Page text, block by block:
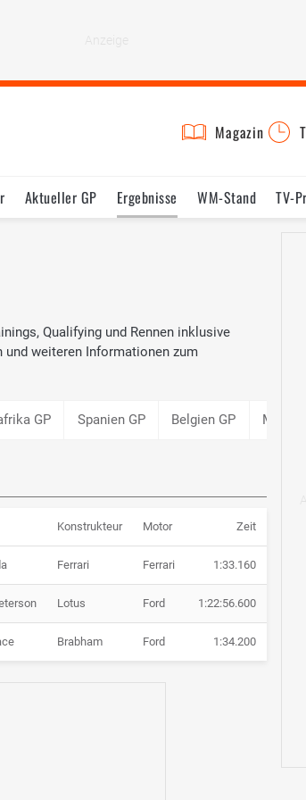
Magazin
Aktueller GP Ergebnisse WM-Stand TV-
Qualifying und Rennen inklusive
und weiteren Informationen zum
GP Spanien GP Belgien GP
Konstrukteur Motor Zeit
Ferrari Ferrari 1:33.160
Lotus Ford 1:22:56.600
Brabham Ford 1:34.200